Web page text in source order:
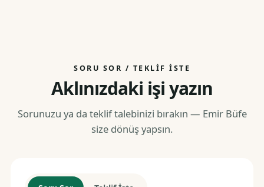
SORU SOR / TEKLIF İSTE
Aklınızdaki işi yazın
Sorunuzu ya da teklif talebinizi bırakın — Emir Büfe
size dönüş yapsın.